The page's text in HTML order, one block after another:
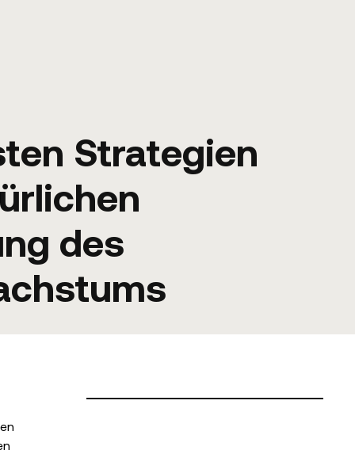
Strategien
des